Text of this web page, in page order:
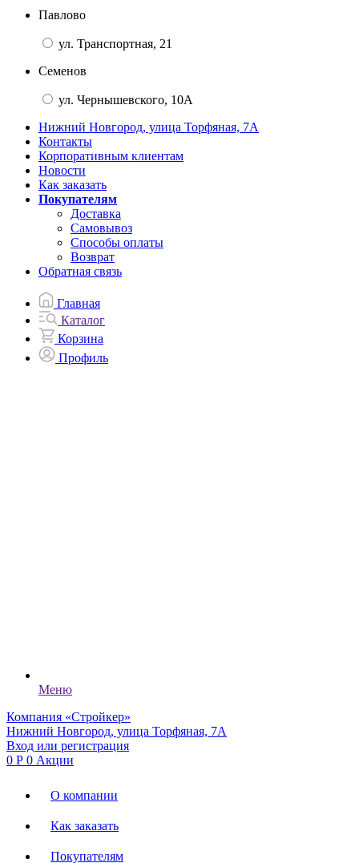
Павлово
ул. Транспортная, 21
Семенов
ул. Чернышевского, 10А
Нижний Новгород, улица Торфяная, 7А
Контакты
Корпоративным клиентам
Новости
Как заказать
Покупателям
Доставка
Самовывоз
Способы оплаты
Возврат
Обратная связь
Главная
Каталог
Корзина
Профиль
Меню
Компания «Стройкер»
Нижний Новгород, улица Торфяная, 7А
Вход или регистрация
0 Р 0 Акции
О компании
Как заказать
Покупателям